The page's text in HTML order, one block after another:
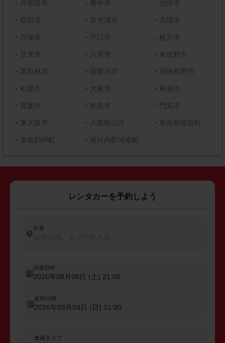
・ 岸和田市 ・ 豊中市 ・ 池田市
・ 吹田市 ・ 泉大津市 ・ 高槻市
・ 貝塚市 ・ 守口市 ・枚方市
・ 茨木市 ・ 八尾市 ・ 泉佐野市
・ 富田林市 ・ 寝屋川市 ・ 河内長野市
・ 松原市 ・ 大東市 ・ 和泉市
・ 箕面市 ・ 柏原市 ・ 門真市
・ 東大阪市 ・ 大阪狭山市 ・ 泉南郡熊取町
・ 泉南郡岬町 ・ 南河内郡河南町
レンタカーを予約しよう
出発
出発日時
2026年08月08日 (土) 21:00
返却日時
2026年08月09日 (日) 21:00
車両タイプ